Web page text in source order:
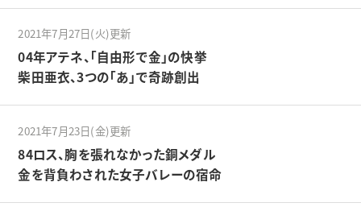
2021年7月27日(火)更新
04年アテネ、「自由形で金」の快挙
柴田亜衣、3つの「あ」で奇跡創出
2021年7月23日(金)更新
84ロス、胸を張れなかった銅メダル
金を背負わされた女子バレーの宿命